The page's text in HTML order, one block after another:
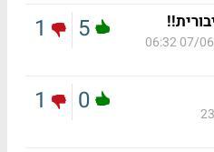
07/06/
5
1
0
1